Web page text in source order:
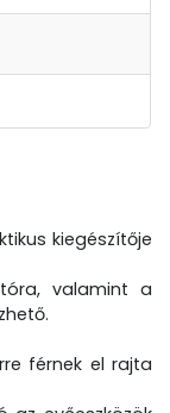
kiegészítője
valamint a
férnek el rajta